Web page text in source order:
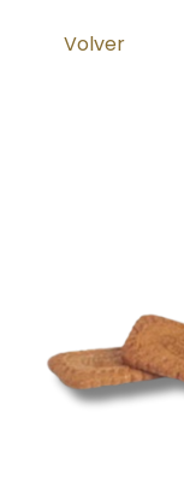
Volver